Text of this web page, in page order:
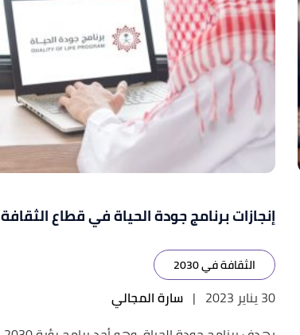
إنجازات برنامج جودة الحياة في قطاع الثقافة
الثقافة في 2030
30 يناير 2023 | سارة المجالي